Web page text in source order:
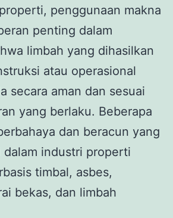
penggunaan makna
penting dalam
limbah yang dihasilkan
atau operasional
secara aman dan sesuai
yang berlaku. Beberapa
dan beracun yang
dalam industri properti
timbal, asbes,
bekas, dan limbah